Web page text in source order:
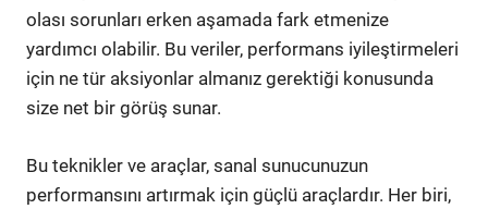
olası sorunları erken aşamada fark etmenize
yardımcı olabilir. Bu veriler, performans iyileştirmeleri
için ne tür aksiyonlar almanız gerektiği konusunda
size net bir görüş sunar.
Bu teknikler ve araçlar, sanal sunucunuzun
performansını artırmak için güçlü araçlardır. Her biri,